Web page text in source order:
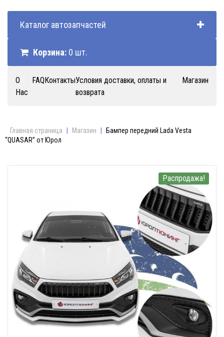
Каталог автозапчастей
Корзина: 0 шт.
О
Нас
FAQКонтактыУсловия доставки, оплаты и
возврата
Магазин
Главная страница Магазин
Бампер передний Lada Vesta
“QUASAR” от Юрол
Распродажа!